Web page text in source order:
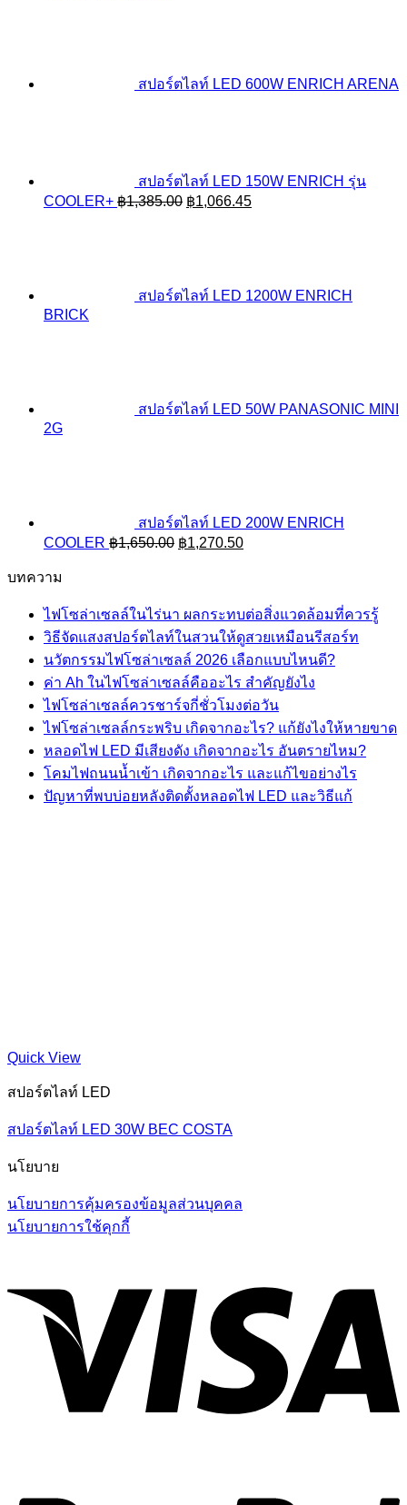
สปอร์ตไลท์ LED 600W ENRICH ARENA
สปอร์ตไลท์ LED 150W ENRICH รุ่น
COOLER+ ฿1,385.00 Original
฿1,066.45Current
สปอร์ตไลท์ LED 1200W ENRICH
BRICK
สปอร์ตไลท์ LED 50W PANASONIC MINI
2G
สปอร์ตไลท์ LED 200W ENRICH
COOLER ฿1,650.00 Original
฿1,270.50Current
บทความ
ไฟโซล่าเซลล์ในไร่นา ผลกระทบต่อสิ่งแวดล้อมที่ควรรู้
วิธีจัดแสงสปอร์ตไลท์ในสวนให้ดูสวยเหมือนรีสอร์ท
นวัตกรรมไฟโซล่าเซลล์ 2026 เลือกแบบไหนดี?
ค่า Ah ในไฟโซล่าเซลล์คืออะไร สำคัญยังไง
ไฟโซล่าเซลล์ควรชาร์จกี่ชั่วโมงต่อวัน
ไฟโซล่าเซลล์กระพริบ เกิดจากอะไร? แก้ยังไงให้หายขาด
หลอดไฟ LED มีเสียงดัง เกิดจากอะไร อันตรายไหม?
โคมไฟถนนน้ำเข้า เกิดจากอะไร และแก้ไขอย่างไร
ปัญหาที่พบบ่อยหลังติดตั้งหลอดไฟ LED และวิธีแก้
Quick View
สปอร์ตไลท์ LED
สปอร์ตไลท์ LED 30W BEC COSTA
นโยบาย
นโยบายการคุ้มครองข้อมูลส่วนบุคคล
นโยบายการใช้คุกกี้